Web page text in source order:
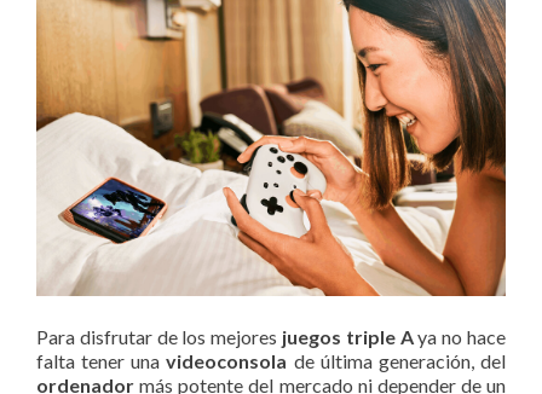
Para disfrutar de los mejores juegos triple Aya no hace
falta tener unavideoconsola de última generación, del
ordenador más potente del mercado ni depender de un